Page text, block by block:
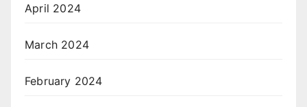
April 2024
March 2024
February 2024